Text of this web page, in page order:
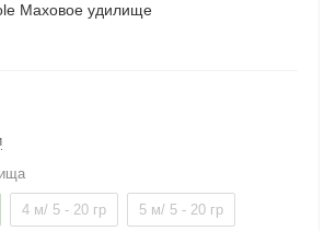
Маховое удилище
4 м/ 5 - 20 гр 5 м/ 5 - 20 гр